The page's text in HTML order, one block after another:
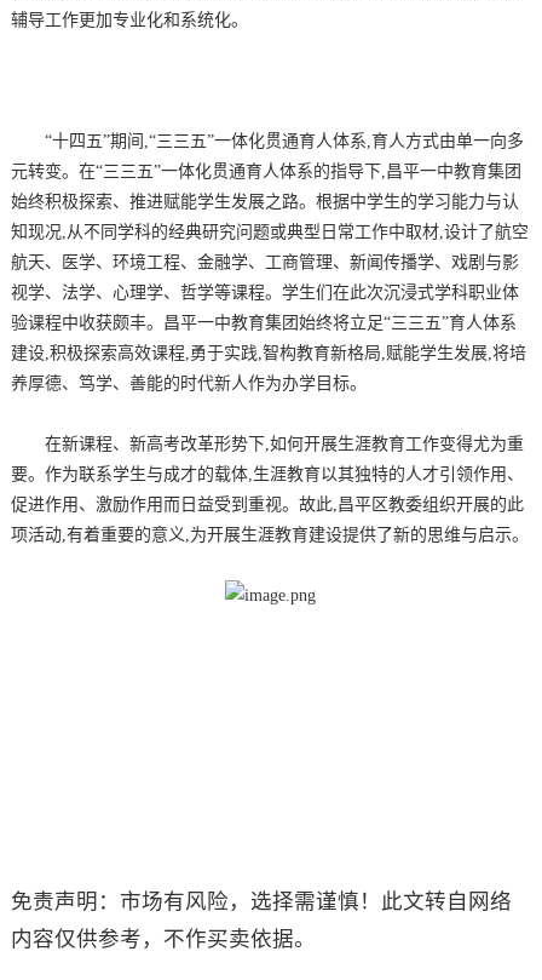
辅导工作更加专业化和系统化。
“十四五”期间,“三三五”一体化贯通育人体系,育人方式由单一向多
元转变。在“三三五”一体化贯通育人体系的指导下,昌平一中教育集团
始终积极探索、推进赋能学生发展之路。根据中学生的学习能力与认
知现况,从不同学科的经典研究问题或典型日常工作中取材,设计了航空
航天、医学、环境工程、金融学、工商管理、新闻传播学、戏剧与影
视学、法学、心理学、哲学等课程。学生们在此次沉浸式学科职业体
验课程中收获颇丰。昌平一中教育集团始终将立足“三三五”育人体系
建设,积极探索高效课程,勇于实践,智构教育新格局,赋能学生发展,将培
养厚德、笃学、善能的时代新人作为办学目标。
在新课程、新高考改革形势下,如何开展生涯教育工作变得尤为重
要。作为联系学生与成才的载体,生涯教育以其独特的人才引领作用、
促进作用、激励作用而日益受到重视。故此,昌平区教委组织开展的此
项活动,有着重要的意义,为开展生涯教育建设提供了新的思维与启示。
免责声明：市场有风险，选择需谨慎！此文转自网络
内容仅供参考，不作买卖依据。